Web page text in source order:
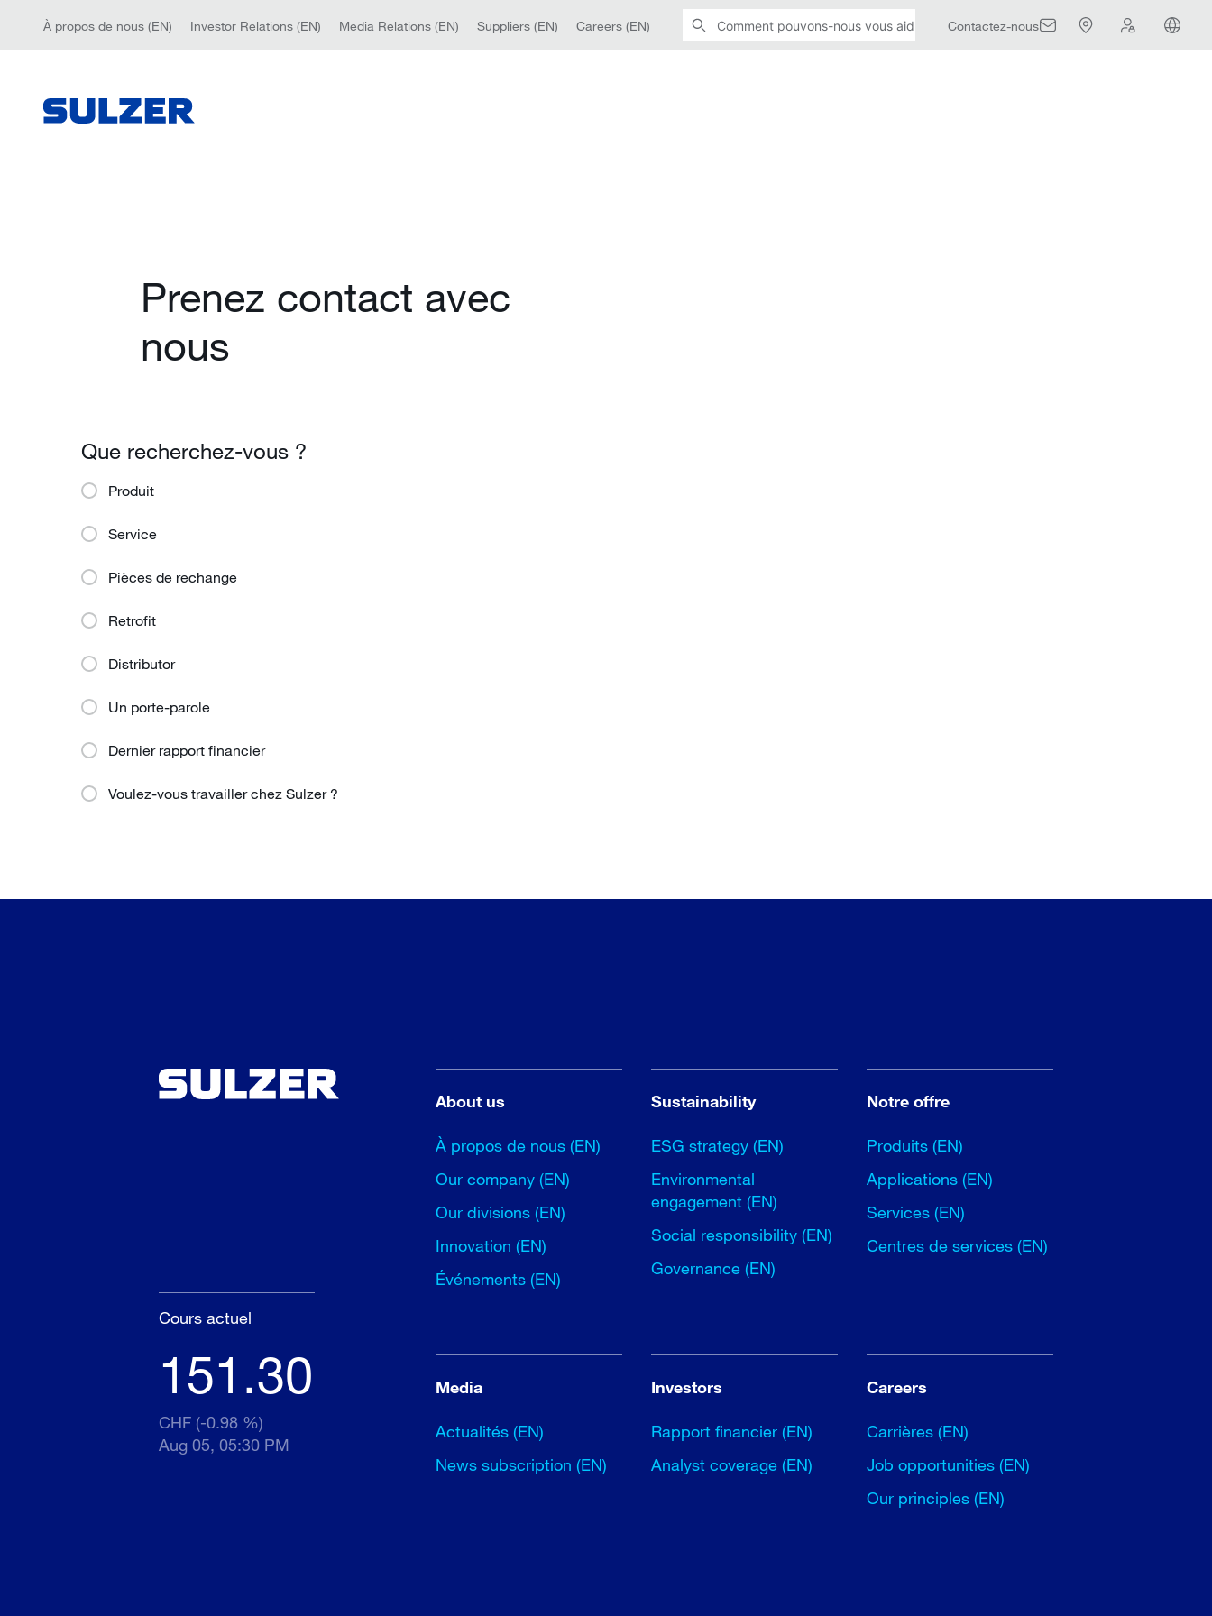
Contactez-nous
À propos de nous (EN) Investor Relations (EN) Media Relations (EN) Suppliers (EN) Careers (EN)
Prenez contact avec
nous
Que recherchez-vous ?
Produit
Service
Pièces de rechange
Retrofit
Distributor
Un porte-parole
Dernier rapport financier
Voulez-vous travailler chez Sulzer ?
Cours actuel
151.30
CHF (-0.98 %)
Aug 05, 05:30 PM
About us
À propos de nous (EN)
Our company (EN)
Our divisions (EN)
Innovation (EN)
Événements (EN)
Sustainability
ESG strategy (EN)
Environmental
engagement (EN)
Social responsibility (EN)
Governance (EN)
Notre offre
Produits (EN)
Applications (EN)
Services (EN)
Centres de services (EN)
Media
Actualités (EN)
News subscription (EN)
Investors
Rapport financier (EN)
Analyst coverage (EN)
Careers
Carrières (EN)
Job opportunities (EN)
Our principles (EN)